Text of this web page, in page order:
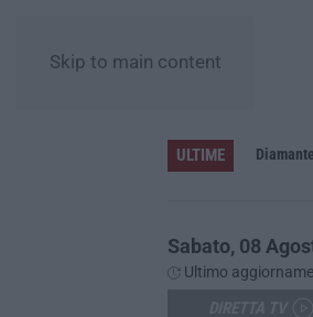
Skip to main content
ULTIME
Sabato, 08
Ultimo